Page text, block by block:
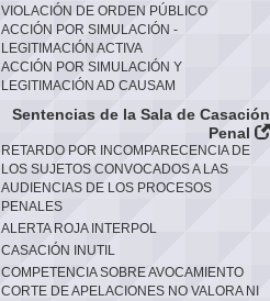
VIOLACIÓN DE ORDEN PÚBLICO
ACCIÓN POR SIMULACIÓN -
LEGITIMACIÓN ACTIVA
ACCIÓN POR SIMULACIÓN Y
LEGITIMACIÓN AD CAUSAM
Sentencias de la Sala de Casación
Penal
RETARDO POR INCOMPARECENCIA DE
LOS SUJETOS CONVOCADOS A LAS
AUDIENCIAS DE LOS PROCESOS
PENALES
ALERTA ROJA INTERPOL
CASACIÓN INUTIL
COMPETENCIA SOBRE AVOCAMIENTO
CORTE DE APELACIONES NO VALORA NI